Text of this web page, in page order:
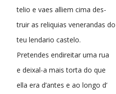
telio e vaes alliem cima des-
truir as reliquias venerandas do
teu lendario castelo.
Pretendes endireitar uma rua
e deixal-a mais torta do que
ella era d’antes e ao longo d’